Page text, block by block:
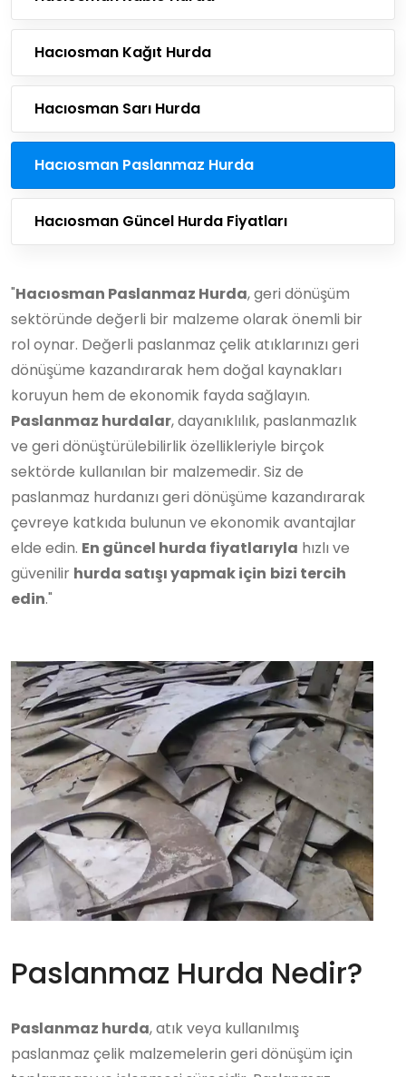
Hacıosman Kağıt Hurda
Hacıosman Sarı Hurda
Hacıosman Paslanmaz Hurda
Hacıosman Güncel Hurda Fiyatları
"Hacıosman Paslanmaz Hurda, geri dönüşüm
sektöründe değerli bir malzeme olarak önemli bir
rol oynar. Değerli paslanmaz çelik atıklarınızı geri
dönüşüme kazandırarak hem doğal kaynakları
koruyun hem de ekonomik fayda sağlayın.
Paslanmaz hurdalar, dayanıklılık, paslanmazlık
ve geri dönüştürülebilirlik özellikleriyle birçok
sektörde kullanılan bir malzemedir. Siz de
paslanmaz hurdanızı geri dönüşüme kazandırarak
çevreye katkıda bulunun ve ekonomik avantajlar
elde edin. En güncel hurda fiyatlarıyla hızlı ve
güvenilir hurda satışı yapmak için bizi tercih
edin."
Paslanmaz Hurda Nedir?
Paslanmaz hurda, atık veya kullanılmış
paslanmaz çelik malzemelerin geri dönüşüm için